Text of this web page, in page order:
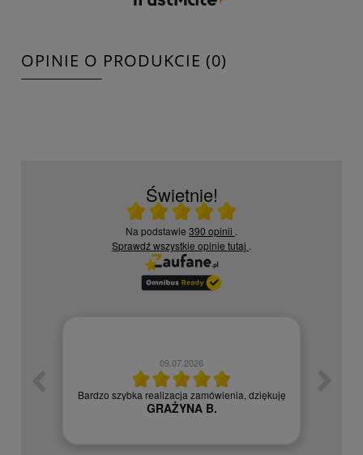
OPINIE O PRODUKCIE (0)
Świetnie!
Ocena średnia 5 na 5
Na podstawie 390 opinii .
Sprawdź wszystkie opinie tutaj .
09.07.2026
Bardzo szybka realizacja zamówienia, dziękuję
GRAŻYNA B.